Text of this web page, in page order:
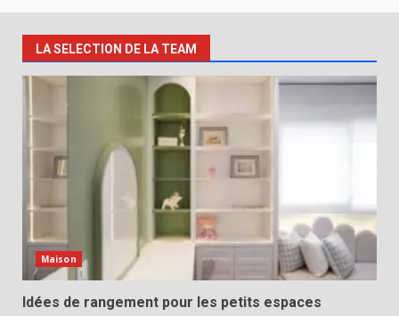
LA SELECTION DE LA TEAM
Maison
Idées de rangement pour les petits espaces